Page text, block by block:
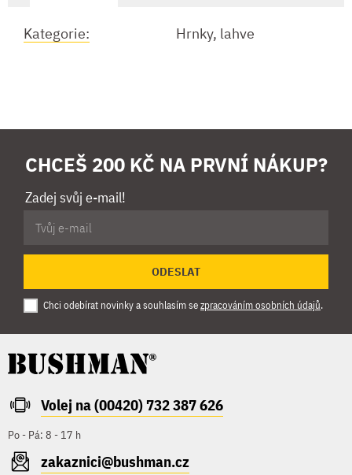
Kategorie: Hrnky, lahve
CHCEŠ 200 KČ NA PRVNÍ NÁKUP?
Zadej svůj e-mail!
ODESLAT
Chci odebírat novinky a souhlasím sezpracováním osobních údajů.
Volej na (00420) 732 387 626
Po - Pá: 8 - 17 h
zakaznici@bushman.cz